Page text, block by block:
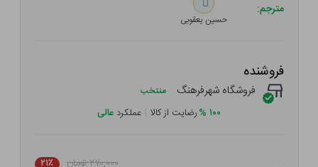
مترجم:
حسین یعقوبی
فروشنده
فروشگاه شهرفرهنگ منتخب
۱۰۰ %رضایت از کالا | عملکرد عالی
۲۷۰,۰۰۰ تومان ۲۱٪